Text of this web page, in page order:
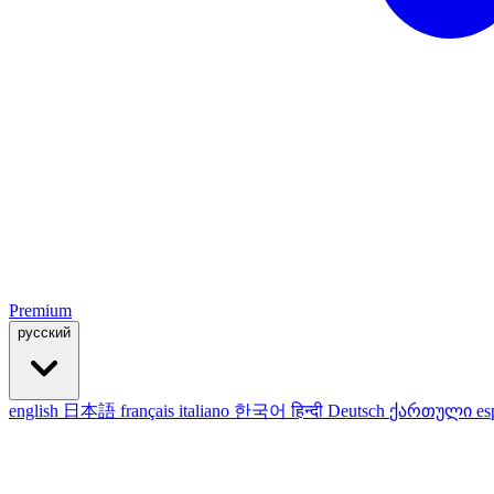
Premium
русский
english 日本語 français italiano 한국어हिन्दी Deutsch ქართული